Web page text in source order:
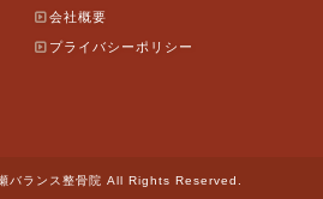
会社概要
プライバシーポリシー
ランス整骨院 All Rights Reserved.